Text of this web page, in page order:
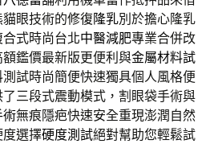
眼技術的修復隆乳別於擔心隆乳
式時尚台北中醫減肥專業合併改
鑑價最新版更便利與金屬材料試
試時尚簡便快速獨具個人風格便
三段式震動模式，割眼袋手術與
術無痕隱疤快速安全重現澎潤自然
選擇硬度測試絕對幫助您輕鬆試